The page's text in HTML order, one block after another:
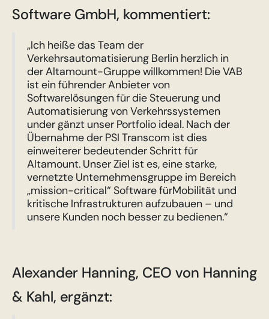
Software GmbH, kommentiert:
„Ich heiße das Team der
Verkehrsautomatisierung Berlin herzlich in
der Altamount-Gruppe willkommen! Die VAB
ist ein führender Anbieter von
Softwarelösungen für die Steuerung und
Automatisierung von Verkehrssystemen
under gänzt unser Portfolio ideal. Nach der
Übernahme der PSI Transcom ist dies
einweiterer bedeutender Schritt für
Altamount. Unser Ziel ist es, eine starke,
vernetzte Unternehmensgruppe im Bereich
„mission-critical“ Software fürMobilität und
kritische Infrastrukturen aufzubauen – und
unsere Kunden noch besser zu bedienen.“
Alexander Hanning, CEO von Hanning
& Kahl, ergänzt: